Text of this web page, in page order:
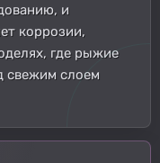
и
коррозии,
где рыжие
свежим слоем